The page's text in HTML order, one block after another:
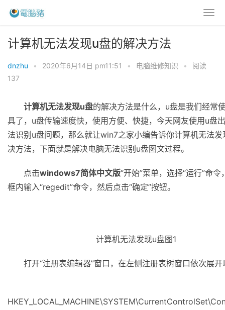
计算机无法发现u盘的解决方法
dnzhu • 2020年6月14日 pm11:51 • 电脑维修知识 •
阅读
137
计算机无法发现u盘的解决方法是什么，u盘是我们经常
具了，u盘传输速度快，使用方便、快捷，今天网友使用u盘
法识别u盘问题，那么就让win7之家小编告诉你计算机无法发
决方法，下面就是解决电脑无法识别u盘图文过程。
点击windows7简体中文版“开始”菜单，选择“运行”命
框内输入“regedit”命令，然后点击“确定”按钮。
计算机无法发现u盘图1
打开“注册表编辑器”窗口，在左侧注册表树窗口依次展开